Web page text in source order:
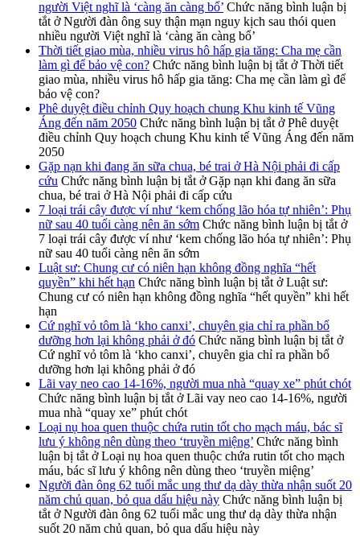
người Việt nghĩ là ‘càng ăn càng bổ’ Chức năng bình luận bị
tắt ở Người đàn ông suy thận mạn nguy kịch sau thói quen
nhiều người Việt nghĩ là ‘càng ăn càng bổ’
Thời tiết giao mùa, nhiều virus hô hấp gia tăng: Cha mẹ cần
làm gì để bảo vệ con? Chức năng bình luận bị tắt ở Thời tiết
giao mùa, nhiều virus hô hấp gia tăng: Cha mẹ cần làm gì để
bảo vệ con?
Phê duyệt điều chỉnh Quy hoạch chung Khu kinh tế Vũng
Áng đến năm 2050 Chức năng bình luận bị tắt ở Phê duyệt
điều chỉnh Quy hoạch chung Khu kinh tế Vũng Áng đến năm
2050
Gặp nạn khi đang ăn sữa chua, bé trai ở Hà Nội phải đi cấp
cứu Chức năng bình luận bị tắt ở Gặp nạn khi đang ăn sữa
chua, bé trai ở Hà Nội phải đi cấp cứu
7 loại trái cây được ví như ‘kem chống lão hóa tự nhiên’: Phụ
nữ sau 40 tuổi càng nên ăn sớm Chức năng bình luận bị tắt ở
7 loại trái cây được ví như ‘kem chống lão hóa tự nhiên’: Phụ
nữ sau 40 tuổi càng nên ăn sớm
Luật sư: Chung cư có niên hạn không đồng nghĩa “hết
quyền” khi hết hạn Chức năng bình luận bị tắt ở Luật sư:
Chung cư có niên hạn không đồng nghĩa “hết quyền” khi hết
hạn
Cứ nghĩ vỏ tôm là ‘kho canxi’, chuyên gia chỉ ra phần bổ
dưỡng hơn lại không phải ở đó Chức năng bình luận bị tắt ở
Cứ nghĩ vỏ tôm là ‘kho canxi’, chuyên gia chỉ ra phần bổ
dưỡng hơn lại không phải ở đó
Lãi vay neo cao 14-16%, người mua nhà “quay xe” phút chót
Chức năng bình luận bị tắt ở Lãi vay neo cao 14-16%, người
mua nhà “quay xe” phút chót
Loại nụ hoa quen thuộc chứa rutin tốt cho mạch máu, bác sĩ
lưu ý không nên dùng theo ‘truyền miệng’ Chức năng bình
luận bị tắt ở Loại nụ hoa quen thuộc chứa rutin tốt cho mạch
máu, bác sĩ lưu ý không nên dùng theo ‘truyền miệng’
Người đàn ông 62 tuổi mắc ung thư dạ dày thừa nhận suốt 20
năm chủ quan, bỏ qua dấu hiệu này Chức năng bình luận bị
tắt ở Người đàn ông 62 tuổi mắc ung thư dạ dày thừa nhận
suốt 20 năm chủ quan, bỏ qua dấu hiệu này